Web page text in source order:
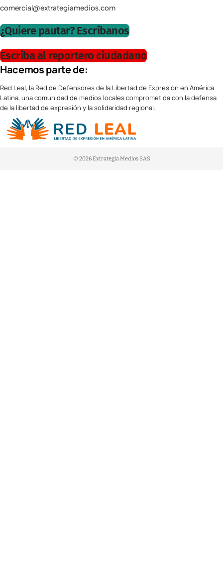
comercial@extrategiamedios.com
¿Quiere pautar? Escríbanos
Escriba al reportero ciudadano
Hacemos parte de:
Red Leal, la Red de Defensores de la Libertad de Expresión en América
Latina, una comunidad de medios locales comprometida con la defensa
de la libertad de expresión y la solidaridad regional.
© 2026 Extrategia Medios SAS